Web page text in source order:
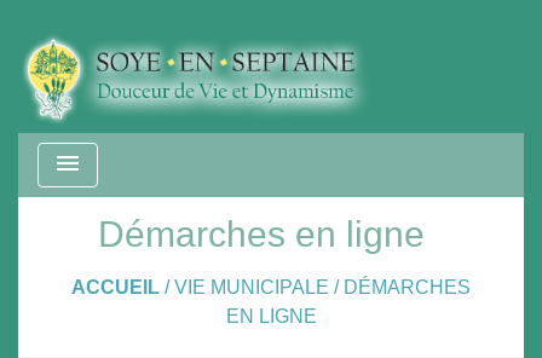
menu
Démarches en ligne
ACCUEIL /VIE MUNICIPALE / DÉMARCHES
EN LIGNE